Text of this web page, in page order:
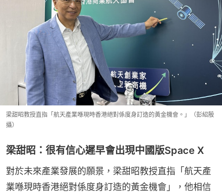
梁甜昭教授直指「航天產業喺現時香港絕對係度身訂造的黃金機會。」（彭紹殷
攝）
梁甜昭：很有信心遲早會出現中國版Space X
對於未來產業發展的願景，梁甜昭教授直指「航天產
業喺現時香港絕對係度身訂造的黃金機會」，他相信